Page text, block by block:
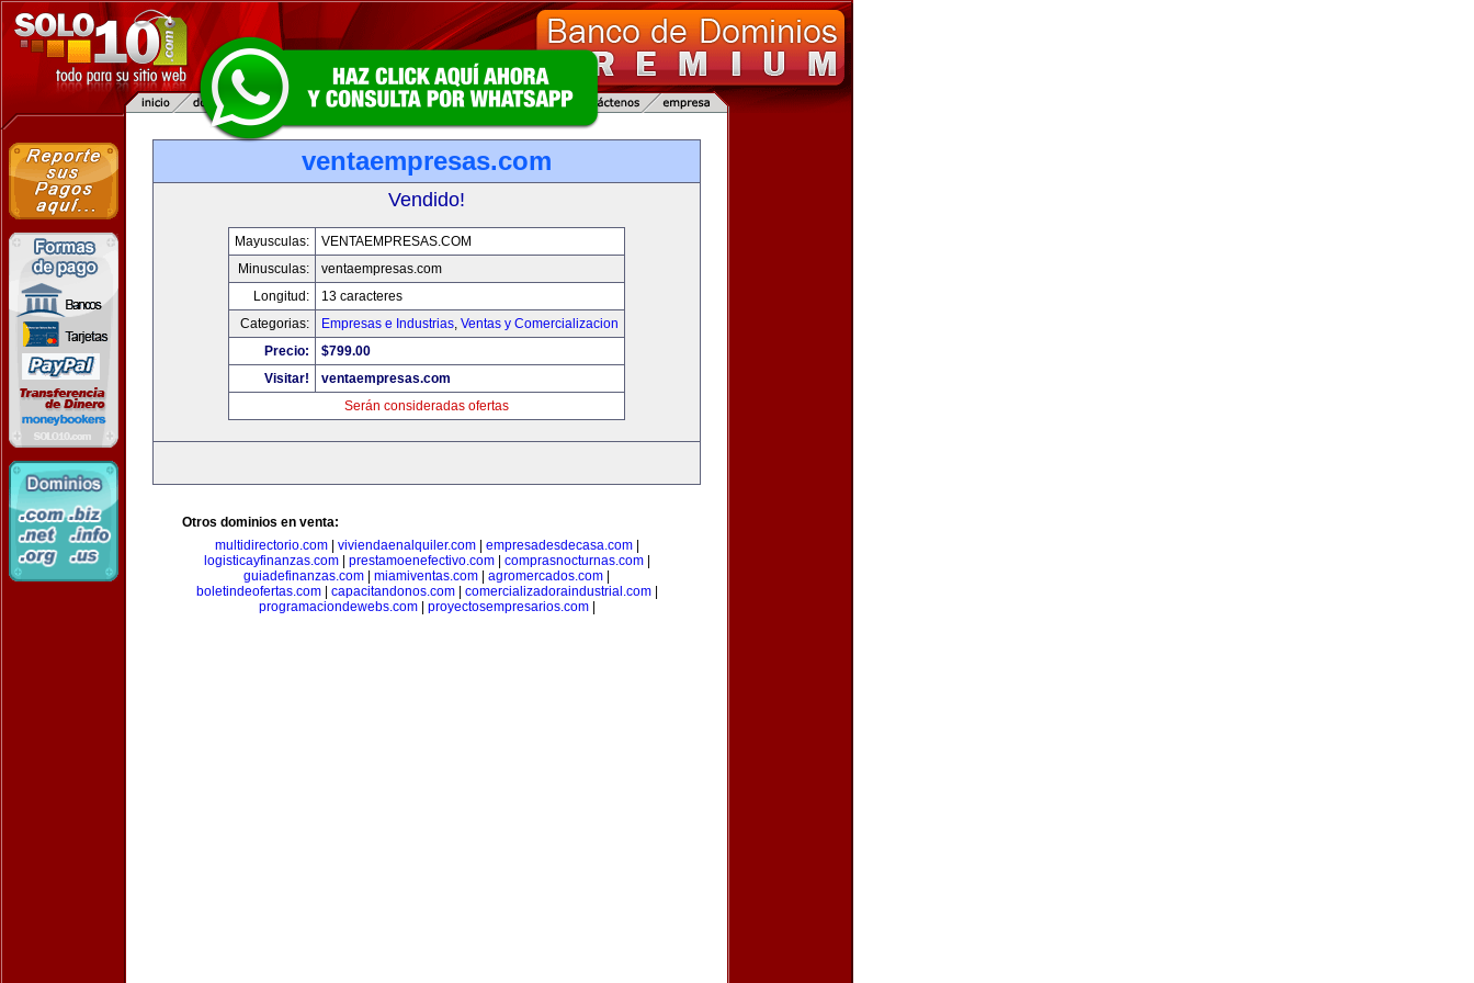
ventaempresas.com
Vendido!
Mayusculas:
VENTAEMPRESAS.COM
Minusculas:
ventaempresas.com
Longitud:
13 caracteres
Categorias:
Empresas e Industrias, Ventas y Comercializacion
Precio:
$799.00
Visitar!
ventaempresas.com
Serán consideradas ofertas
Otros dominios en venta:
multidirectorio.com| viviendaenalquiler.com| empresadesdecasa.com|
logisticayfinanzas.com| prestamoenefectivo.com| comprasnocturnas.com|
guiadefinanzas.com
miamiventas.com agromercados.com
boletindeofertas.com| capacitandonos.com| comercializadoraindustrial.com|
programaciondewebs.com| proyectosempresarios.com|